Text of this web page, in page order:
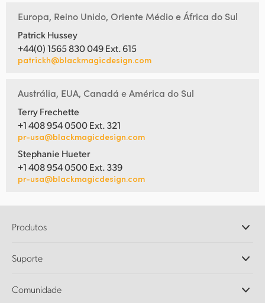
Europa, Reino Unido, Oriente Médio e África do Sul
Patrick Hussey
+44(0) 1565 830 049 Ext. 615
patrickh@blackmagicdesign.com
Austrália, EUA, Canadá e América do Sul
Terry Frechette
+1 408 954 0500 Ext. 321
pr-usa@blackmagicdesign.com
Stephanie Hueter
+1 408 954 0500 Ext. 339
pr-usa@blackmagicdesign.com
Produtos
DaVinci Resolve e Fusion
Ultimatte
Suporte
Central de Suporte Técnico
Comunidade